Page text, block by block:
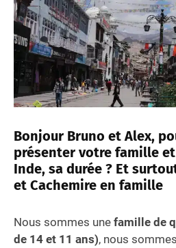
Bonjour Bruno et Alex,
présenter votre famille
Inde, sa durée ? Et
et Cachemire en famille
Nous sommes une famille de
de 14 et 11 ans), nous